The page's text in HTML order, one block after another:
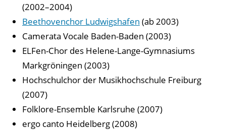
(2002–2004)
Beethovenchor Ludwigshafen (ab 2003)
Camerata Vocale Baden-Baden (2003)
ELFen-Chor des Helene-Lange-Gymnasiums
Markgröningen (2003)
Hochschulchor der Musikhochschule Freiburg
(2007)
Folklore-Ensemble Karlsruhe (2007)
ergo canto Heidelberg (2008)